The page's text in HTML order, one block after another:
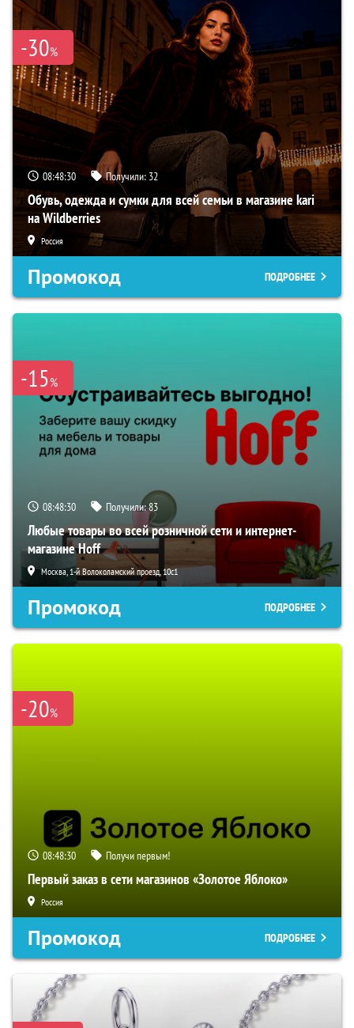
-30%
08:48:29 Получили: 32
Обувь, одежда и сумки для всей семьи в магазине kari
на Wildberries
Россия
Промокод ПОДРОБНЕЕ
-15%
08:48:29 Получили:83
Любые товары во всей розничной сети и интернет-
магазине Hoff
Москва, 1-й Волоколамский проезд, 10с1
Промокод ПОДРОБНЕЕ
-20%
08:48:29 Получи первым!
Первый заказ в сети магазинов «Золотое Яблоко»
Россия
Промокод ПОДРОБНЕЕ